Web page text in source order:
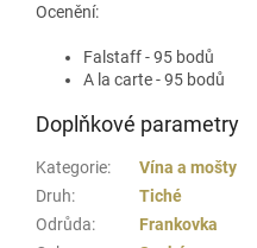
Ocenění:
Falstaff - 95 bodů
A la carte - 95 bodů
Doplňkové parametry
Kategorie:
Vína a mošty
Druh:
Tiché
Odrůda:
Frankovka